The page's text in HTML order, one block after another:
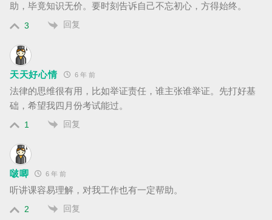
助，毕竟知识无价。要时刻告诉自己不忘初心，方得始终。
3 回复
天天好心情 6 年 前
法律的思维很有用，比如举证责任，谁主张谁举证。先打好基
础，希望我四月份考试能过。
1 回复
啵唧 6 年 前
听讲课容易理解，对我工作也有一定帮助。
2 回复